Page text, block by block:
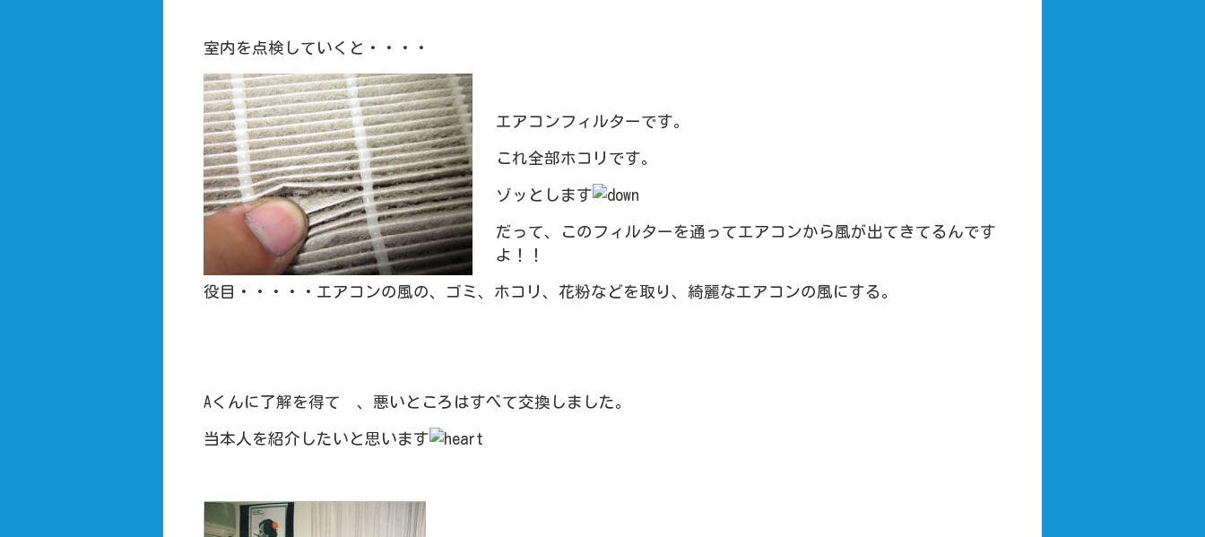
室内を点検していくと・・・・
エアコンフィルターです。
これ全部ホコリです。
ゾッとします
だって、このフィルターを通ってエアコンから風が出てきてるんです
よ！！
役目・・・・・エアコンの風の、ゴミ、ホコリ、花粉などを取り、綺麗なエアコンの風にする。
Aくんに了解を得て 、悪いところはすべて交換しました。
当本人を紹介したいと思います